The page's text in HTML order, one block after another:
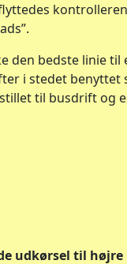
den bedste linie
i stedet
til busdrift og
udkørsel til højre